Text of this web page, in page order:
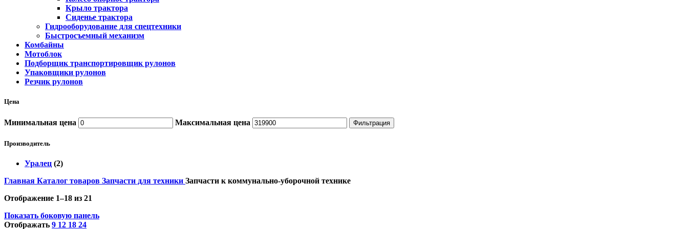
Крыло трактора
Сиденье трактора
Гидрооборудование для спецтехники
Быстросъемный механизм
Комбайны
Мотоблок
Подборщик транспортировщик рулонов
Упаковщики рулонов
Резчик рулонов
Цена
Минимальная цена Максимальная цена Фильтрация
Производитель
Уралец (2)
Главная Каталог товаров Запчасти для техники Запчасти к коммунально-уборочной технике
Отображение 1–18 из 21
Показать боковую панель
Отображать 9 12 18 24